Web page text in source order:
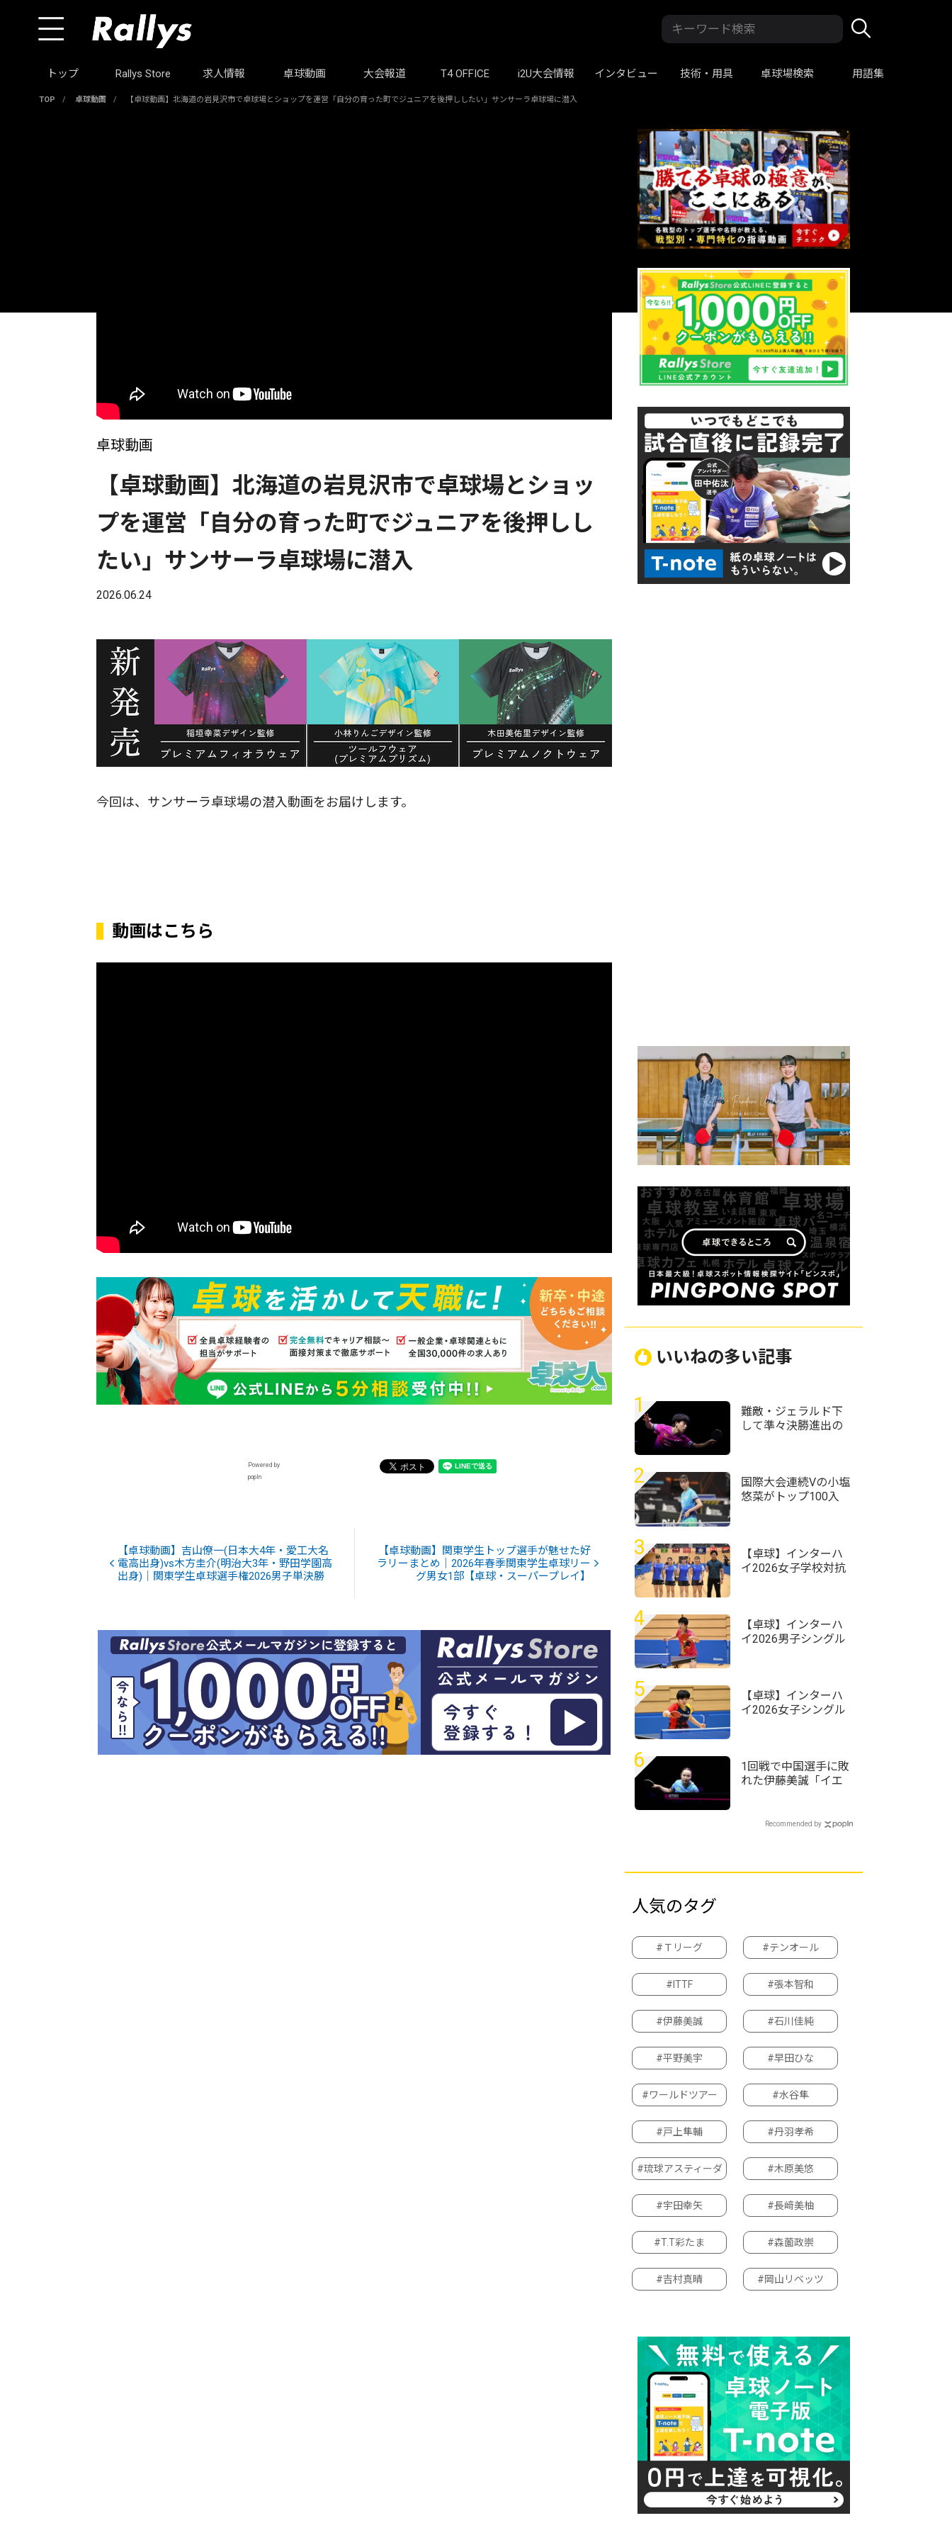
トップ Rallys Store 求人情報 卓球動画 大会報道 T4 OFFICE i2U大会情報 インタビュー 技術・用具 卓球場検索 用語集
TOP / 卓球動画 / 【卓球動画】北海道の岩見沢市で卓球場とショップを運営「自分の育った町でジュニアを後押ししたい」サンサーラ卓球場に潜入
卓球動画
【卓球動画】北海道の岩見沢市で卓球場とショッ
プを運営「自分の育った町でジュニアを後押しし
たい」サンサーラ卓球場に潜入
2026.06.24
今回は、サンサーラ卓球場の潜入動画をお届けします。
動画はこちら
Powered by
popIn
【卓球動画】吉山僚一(日本大4年・愛工大名
電高出身)vs木方圭介(明治大3年・野田学園高
出身)｜関東学生卓球選手権2026男子単決勝
【卓球動画】関東学生トップ選手が魅せた好
ラリーまとめ｜2026年春季関東学生卓球リー
グ男女1部【卓球・スーパープレイ】
いいねの多い記事
1
難敵・ジェラルド下
して準々決勝進出の
チャンピオンズ横浜
2026＞
2
国際大会連続Vの小塩
悠菜がトップ100入
ランキング（2026年
第32週）
3
【卓球】インターハ
イ2026女子学校対抗
4
【卓球】インターハ
イ2026男子シングル
ードに
5
【卓球】インターハ
イ2026女子シングル
入る
6
1回戦で中国選手に敗
れた伊藤美誠「イエ
した」＜卓球・WTT
Recommended by
人気のタグ
#Ｔリーグ #テンオール
#ITTF #張本智和
#伊藤美誠 #石川佳純
#平野美宇 #早田ひな
#ワールドツアー #水谷隼
#戸上隼輔 #丹羽孝希
#琉球アスティーダ #木原美悠
#宇田幸矢 #長﨑美柚
#T.T彩たま #森薗政崇
#吉村真晴 #岡山リベッツ